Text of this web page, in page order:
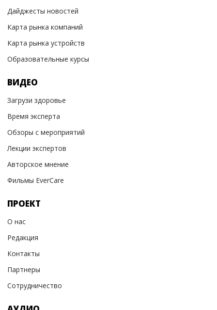
Дайджесты новостей
Карта рынка компаний
Карта рынка устройств
Образовательные курсы
ВИДЕО
Загрузи здоровье
Время эксперта
Обзоры с мероприятий
Лекции экспертов
Авторское мнение
Фильмы EverCare
ПРОЕКТ
О нас
Редакция
Контакты
Партнеры
Сотрудничество